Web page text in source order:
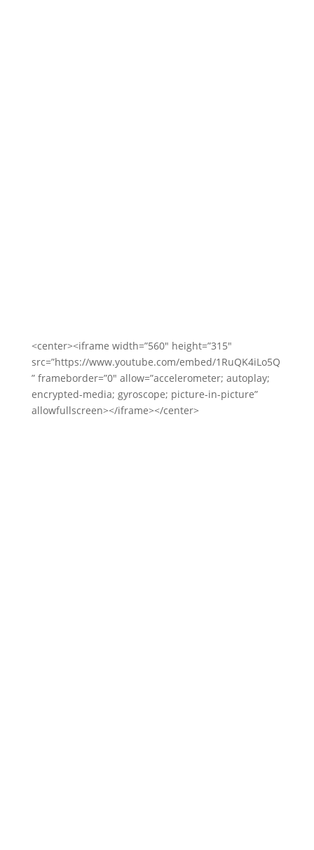
<center><iframe width=”560″ height=”315″
src=”https://www.youtube.com/embed/1RuQK4iLo5Q
” frameborder=”0″ allow=”accelerometer; autoplay;
encrypted-media; gyroscope; picture-in-picture”
allowfullscreen></iframe></center>